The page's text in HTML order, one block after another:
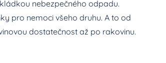
nebezpečného odpadu.
pro nemoci všeho druhu. A to od
dostatečnost až po rakovinu.